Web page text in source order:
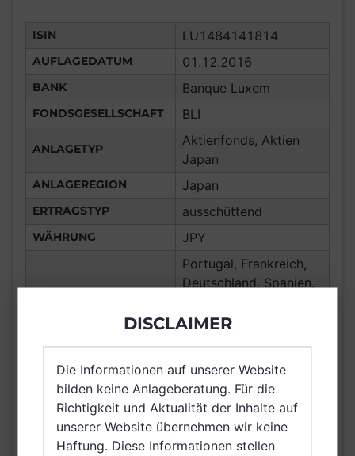
ISIN LU1484141814
AUFLAGEDATUM 01.12.2016
BANK Banque Luxem
FONDSGESELLSCHAFT BLI
ANLAGETYP
Aktienfonds, Aktien
Japan
ANLAGEREGION Japan
ERTRAGSTYP ausschüttend
WÄHRUNG JPY
Portugal, Frankreich,
Deutschland, Spanien,
Vereinigtes Königreich
Schweiz, Finnland,
Dänemark, Schweden,
Belgien, Netherlands
(Kingdom of the),
DISCLAIMER
Die Informationen auf unserer Website
bilden keine Anlageberatung. Für die
Richtigkeit und Aktualität der Inhalte auf
unserer Website übernehmen wir keine
Haftung. Diese Informationen stellen